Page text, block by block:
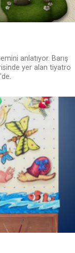
anlatıyor. Barış
yer alan tiyatro